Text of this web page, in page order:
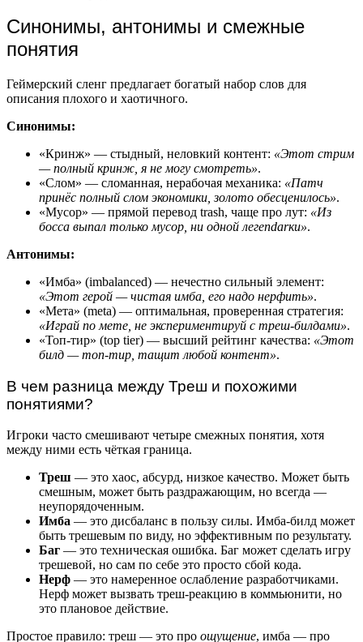
Синонимы, антонимы и смежные
понятия
Геймерский сленг предлагает богатый набор слов для
описания плохого и хаотичного.
Синонимы:
«Кринж» — стыдный, неловкий контент: «Этот стрим
— полный кринж, я не могу смотреть».
«Слом» — сломанная, нерабочая механика: «Патч
принёс полный слом экономики, золото обесценилось».
«Мусор» — прямой перевод trash, чаще про лут: «Из
босса выпал только мусор, ни одной легendarки».
Антонимы:
«Имба» (imbalanced) — нечестно сильный элемент:
«Этот герой — чистая имба, его надо нерфить».
«Мета» (meta) — оптимальная, проверенная стратегия:
«Играй по мете, не экспериментируй с треш-билдами».
«Топ-тир» (top tier) — высший рейтинг качества: «Этот
билд — топ-тир, тащит любой контент».
В чем разница между Треш и похожими
понятиями?
Игроки часто смешивают четыре смежных понятия, хотя
между ними есть чёткая граница.
Треш — это хаос, абсурд, низкое качество. Может быть
смешным, может быть раздражающим, но всегда —
неупорядоченным.
Имба — это дисбаланс в пользу силы. Имба-билд может
быть трешевым по виду, но эффективным по результату.
Баг — это техническая ошибка. Баг может сделать игру
трешевой, но сам по себе это просто сбой кода.
Нерф — это намеренное ослабление разработчиками.
Нерф может вызвать треш-реакцию в коммьюнити, но
это плановое действие.
Простое правило: треш — это про ощущение, имба — про